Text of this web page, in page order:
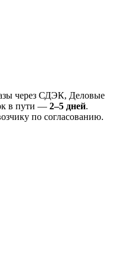
через СДЭК, Деловые
в пути — 2–5 дней.
по согласованию.